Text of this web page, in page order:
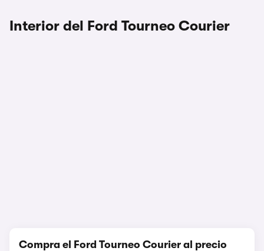
Interior del Ford Tourneo Courier
Compra el Ford Tourneo Courier al precio